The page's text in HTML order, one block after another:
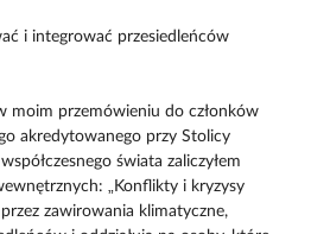
i integrować przesiedleńców
moim przemówieniu do członków
akredytowanego przy Stolicy
świata zaliczyłem
„Konflikty i kryzysy
zawirowania klimatyczne,